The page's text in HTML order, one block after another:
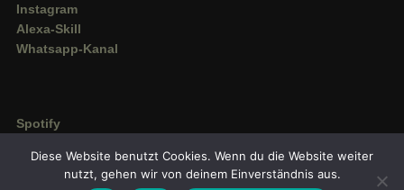
Instagram
Alexa-Skill
Whatsapp-Kanal
Spotify
Amazon Music
Diese Website benutzt Cookies. Wenn du die Website weiter
nutzt, gehen wir von deinem Einverständnis aus.